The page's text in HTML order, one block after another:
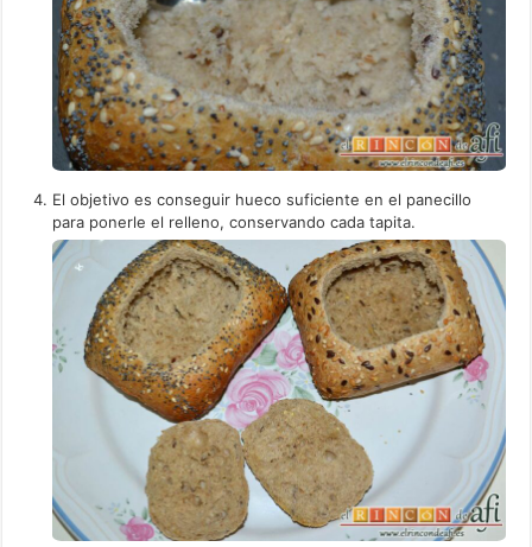
El objetivo es conseguir hueco suficiente en el panecillo
para ponerle el relleno, conservando cada tapita.